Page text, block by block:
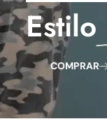
Estilo
COMPRAR